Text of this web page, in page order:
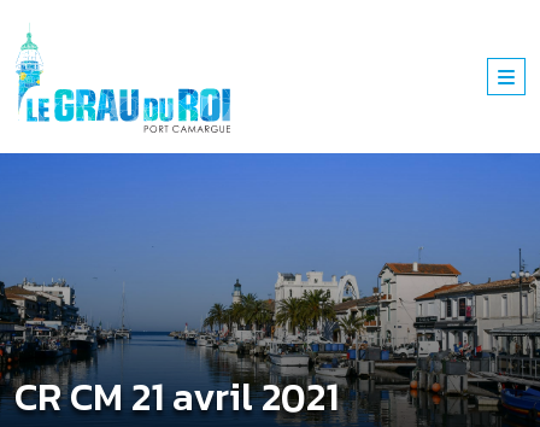
CR CM 21 avril 2021